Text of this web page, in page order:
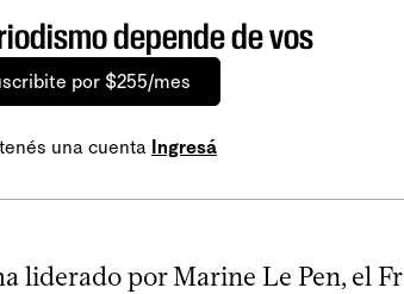
depende de vos
por $255/mes
una cuenta Ingresá
liderado por Marine Le Pen, el